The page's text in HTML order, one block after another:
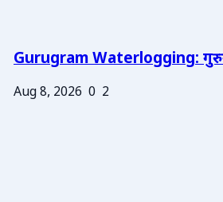
Gurugram Waterlogging:
Aug 8, 2026 0 2